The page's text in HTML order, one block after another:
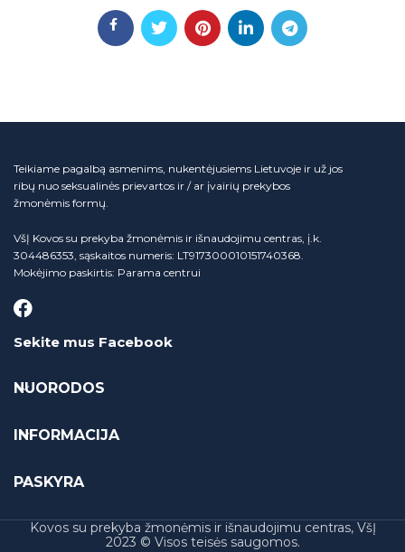
Teikiame pagalbą asmenims, nukentėjusiems Lietuvoje ir už jos
ribų nuo seksualinės prievartos ir / ar įvairių prekybos
žmonėmis formų.
VšĮ Kovos su prekyba žmonėmis ir išnaudojimu centras, į.k.
304486353, sąskaitos numeris: LT917300010151740368.
Mokėjimo paskirtis: Parama centrui
Sekite mus Facebook
NUORODOS
INFORMACIJA
PASKYRA
Kovos su prekyba žmonėmis ir išnaudojimu centras, VšĮ
2023 © Visos teisės saugomos.